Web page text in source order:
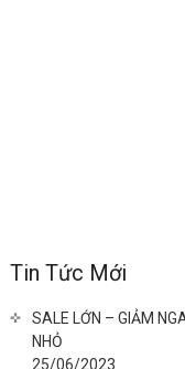
Tin Tức Mới
SALE LỚN – GIẢM
NHỎ
25/06/2023